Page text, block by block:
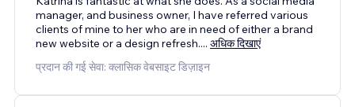
manager, and business owner, I have referred various
clients of mine to her who are in need of either a brand
new website or a design refresh.... अधिक दिखाएं
प्रदान की गई सेवा: क्लासिक वेबसाइट डिज़ाइन